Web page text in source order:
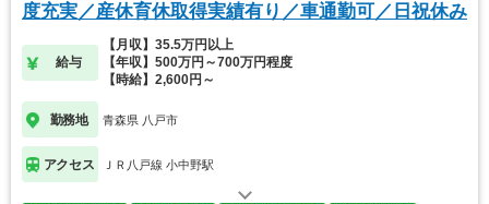
度充実／産休育休取得実績有り／車通勤可／日祝休み
給与
【月収】35.5万円以上
【年収】500万円～700万円程度
【時給】2,600円～
勤務地 青森県 八戸市
アクセス ＪＲ八戸線 小中野駅